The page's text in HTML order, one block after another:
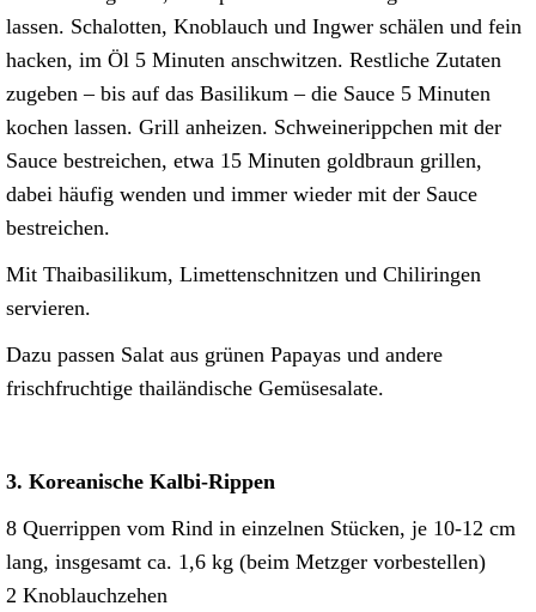
lassen. Schalotten, Knoblauch und Ingwer schälen und fein
hacken, im Öl 5 Minuten anschwitzen. Restliche Zutaten
zugeben – bis auf das Basilikum – die Sauce 5 Minuten
kochen lassen. Grill anheizen. Schweinerippchen mit der
Sauce bestreichen, etwa 15 Minuten goldbraun grillen,
dabei häufig wenden und immer wieder mit der Sauce
bestreichen.
Mit Thaibasilikum, Limettenschnitzen und Chiliringen
servieren.
Dazu passen Salat aus grünen Papayas und andere
frischfruchtige thailändische Gemüsesalate.
3. Koreanische Kalbi-Rippen
8 Querrippen vom Rind in einzelnen Stücken, je 10-12 cm
lang, insgesamt ca. 1,6 kg (beim Metzger vorbestellen)
2 Knoblauchzehen